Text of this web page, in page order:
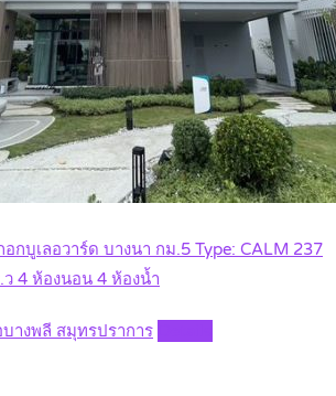
อกบูเลอวาร์ด บางนา กม.5 Type: CALM 237
4 ห้องนอน 4 ห้องน้ำ
างพลี สมุทรปราการ